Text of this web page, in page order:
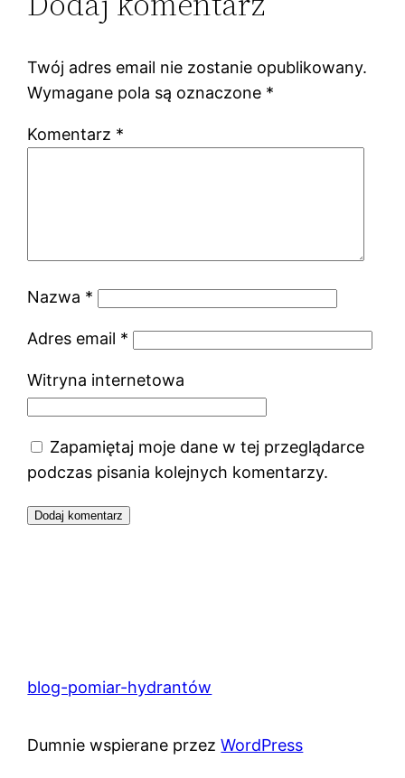
Twój adres email nie zostanie opublikowany.
Wymagane pola są oznaczone *
Komentarz *
Nazwa *
Adres email *
Witryna internetowa
Zapamiętaj moje dane w tej przeglądarce
podczas pisania kolejnych komentarzy.
blog-pomiar-hydrantów
Dumnie wspierane przezWordPress